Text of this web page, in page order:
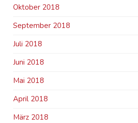
Oktober 2018
September 2018
Juli 2018
Juni 2018
Mai 2018
April 2018
März 2018